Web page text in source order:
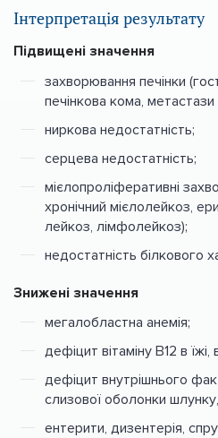
Інтерпретація результату
Підвищені значення
захворювання печінки
печінкова кома, метастази
ниркова недостатність;
серцева недостатність;
мієлопроліферативні
хронічний мієлолейкоз,
лейкоз, лімфолейкоз);
недостатність білкового
Знижені значення
мегалобластна анемія;
дефіцит вітаміну В12 в їжі,
дефіцит внутрішнього
слизової оболонки
ентерити, дизентерія,